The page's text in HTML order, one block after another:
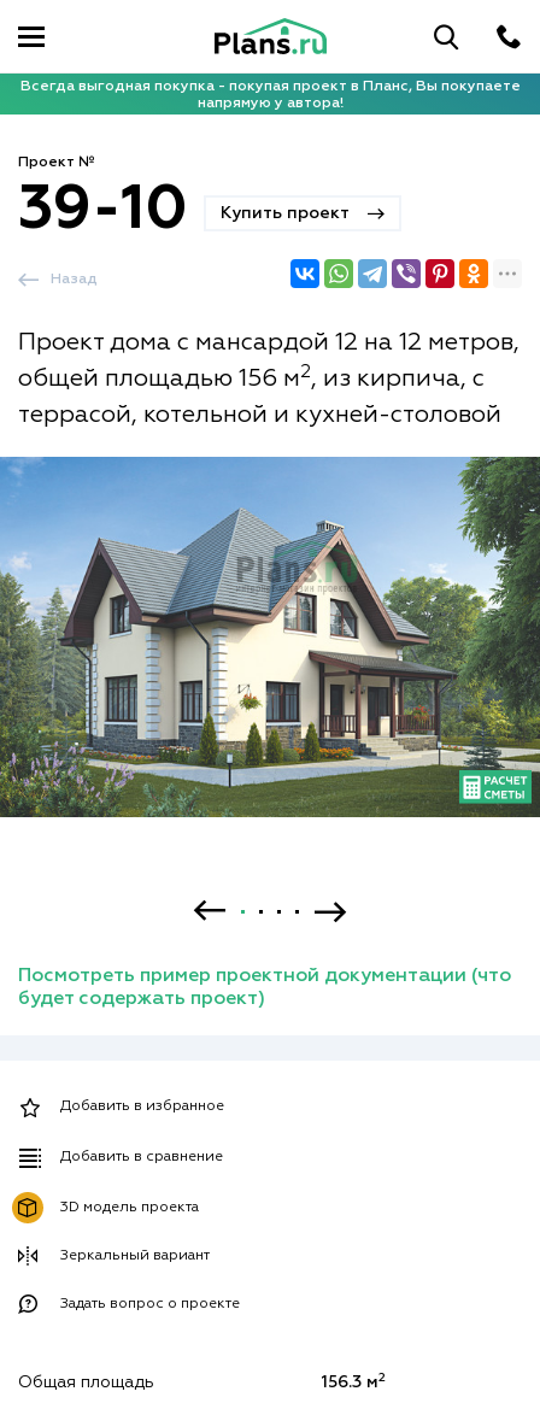
Всегда выгодная покупка - покупая проект в Планс, Вы покупаете
напрямую у автора!
Проект №
39-10 Купить проект
Проект дома с мансардой 12 на 12 метров,
общей площадью 156 м2, из кирпича, с
террасой, котельной и кухней-столовой
Назад
Посмотреть пример проектной документации (что
будет содержать проект)
Добавить в избранное
Добавить в сравнение
3D модель проекта
Зеркальный вариант
Задать вопрос о проекте
Общая площадь 156.3 м2